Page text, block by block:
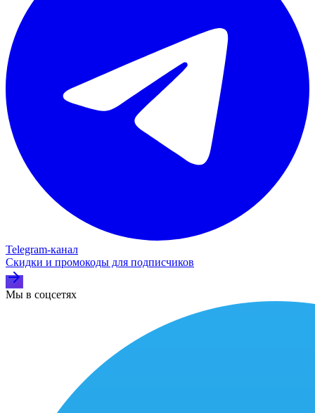
Telegram‑канал
Скидки и промокоды для подписчиков
Мы в соцсетях